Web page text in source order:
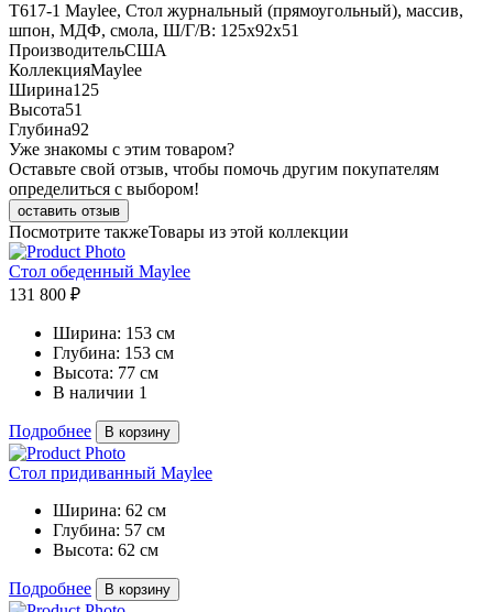
T617-1 Maylee, Стол журнальный (прямоугольный), массив,
шпон, МДФ, смола, Ш/Г/В: 125х92х51
ПроизводительСША
КоллекцияMaylee
Ширина125
Высота51
Глубина92
Уже знакомы с этим товаром?
Оставьте свой отзыв, чтобы помочь другим покупателям
определиться с выбором!
оставить отзыв
Посмотрите такжеТовары из этой коллекции
Стол обеденный Maylee
131 800 ₽
Ширина: 153 см
Глубина: 153 см
Высота: 77 см
В наличии 1
Подробнее В корзину
Стол придиванный Maylee
Ширина: 62 см
Глубина: 57 см
Высота: 62 см
Подробнее В корзину